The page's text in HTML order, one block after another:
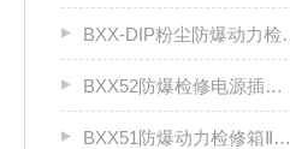
BXX-DIP粉尘防爆动力检修箱DIP A20
BXX52防爆检修电源插座箱ⅡB、ⅡC
BXX51防爆动力检修箱ⅡB、ⅡC